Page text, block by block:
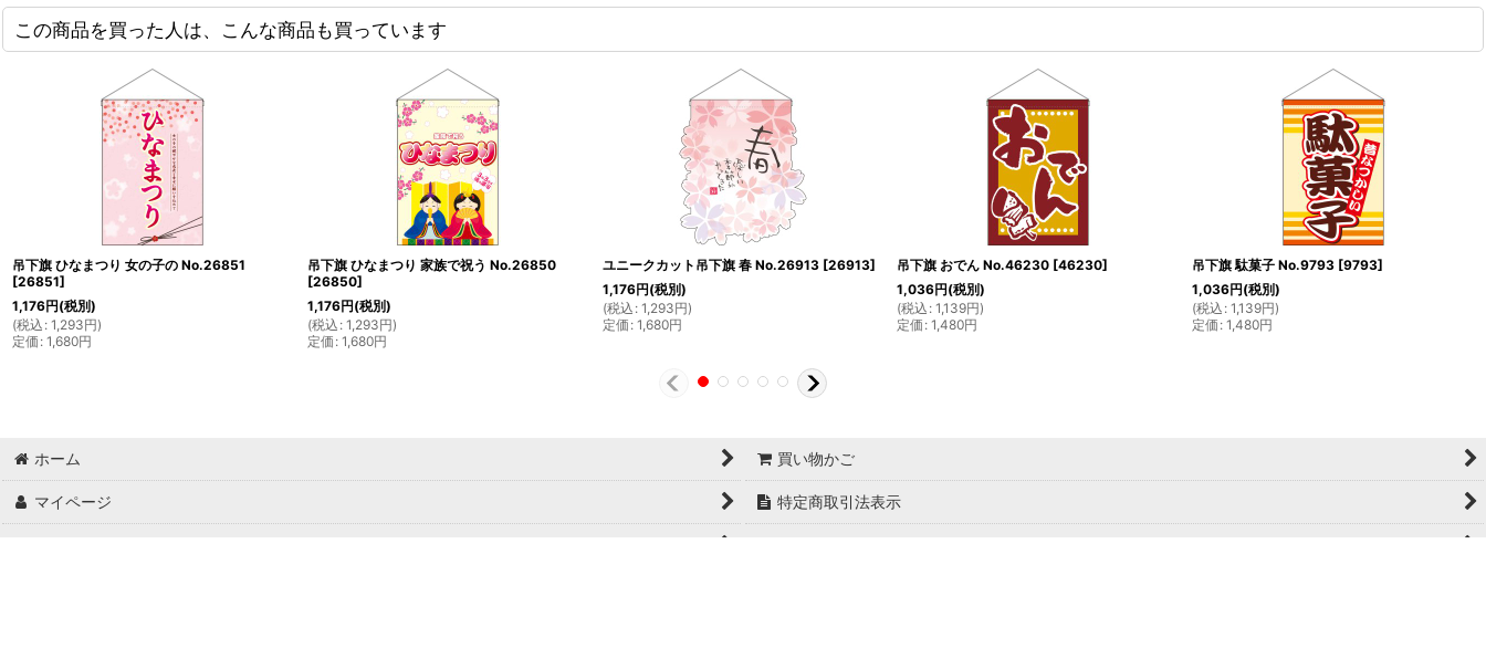
この商品を買った人は、こんな商品も買っています
吊下旗 ひなまつり 女の子の No.26851
[26851]
1,176円(税別)
(税込 : 1,293円)
定価 : 1,680円
吊下旗 ひなまつり 家族で祝う No.26850
[26850]
1,176円(税別)
(税込 : 1,293円)
定価 : 1,680円
ユニークカット吊下旗 春 No.26913 [26913]
1,176円(税別)
(税込 : 1,293円)
定価 : 1,680円
吊下旗 おでん No.46230 [46230]
1,036円(税別)
(税込 : 1,139円)
定価 : 1,480円
吊下旗 駄菓子 No.9793 [9793]
1,036円(税別)
(税込 : 1,139円)
定価 : 1,480円
ホーム 買い物かご
マイページ 特定商取引法表示